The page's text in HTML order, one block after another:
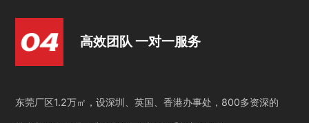
高效团队 一对一服务
东莞厂区1.2万㎡，设深圳、英国、香港办事处，800多资深的